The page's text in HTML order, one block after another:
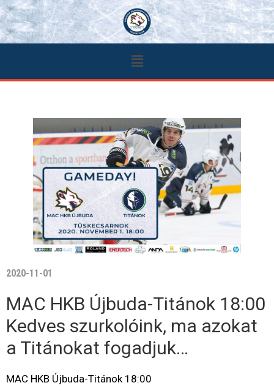
2020-11-01
MAC HKB Újbuda-Titánok 18:00
Kedves szurkolóink, ma azokat
a Titánokat fogadjuk…
MAC HKB Újbuda-Titánok 18:00